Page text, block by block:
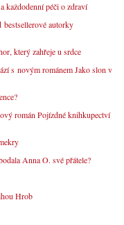
každodenní péči o zdraví
autorky
který zahřeje u srdce
s novým románem Jako slon v
román Pojízdné knihkupectví
Anna O. své přátele?
Hrob